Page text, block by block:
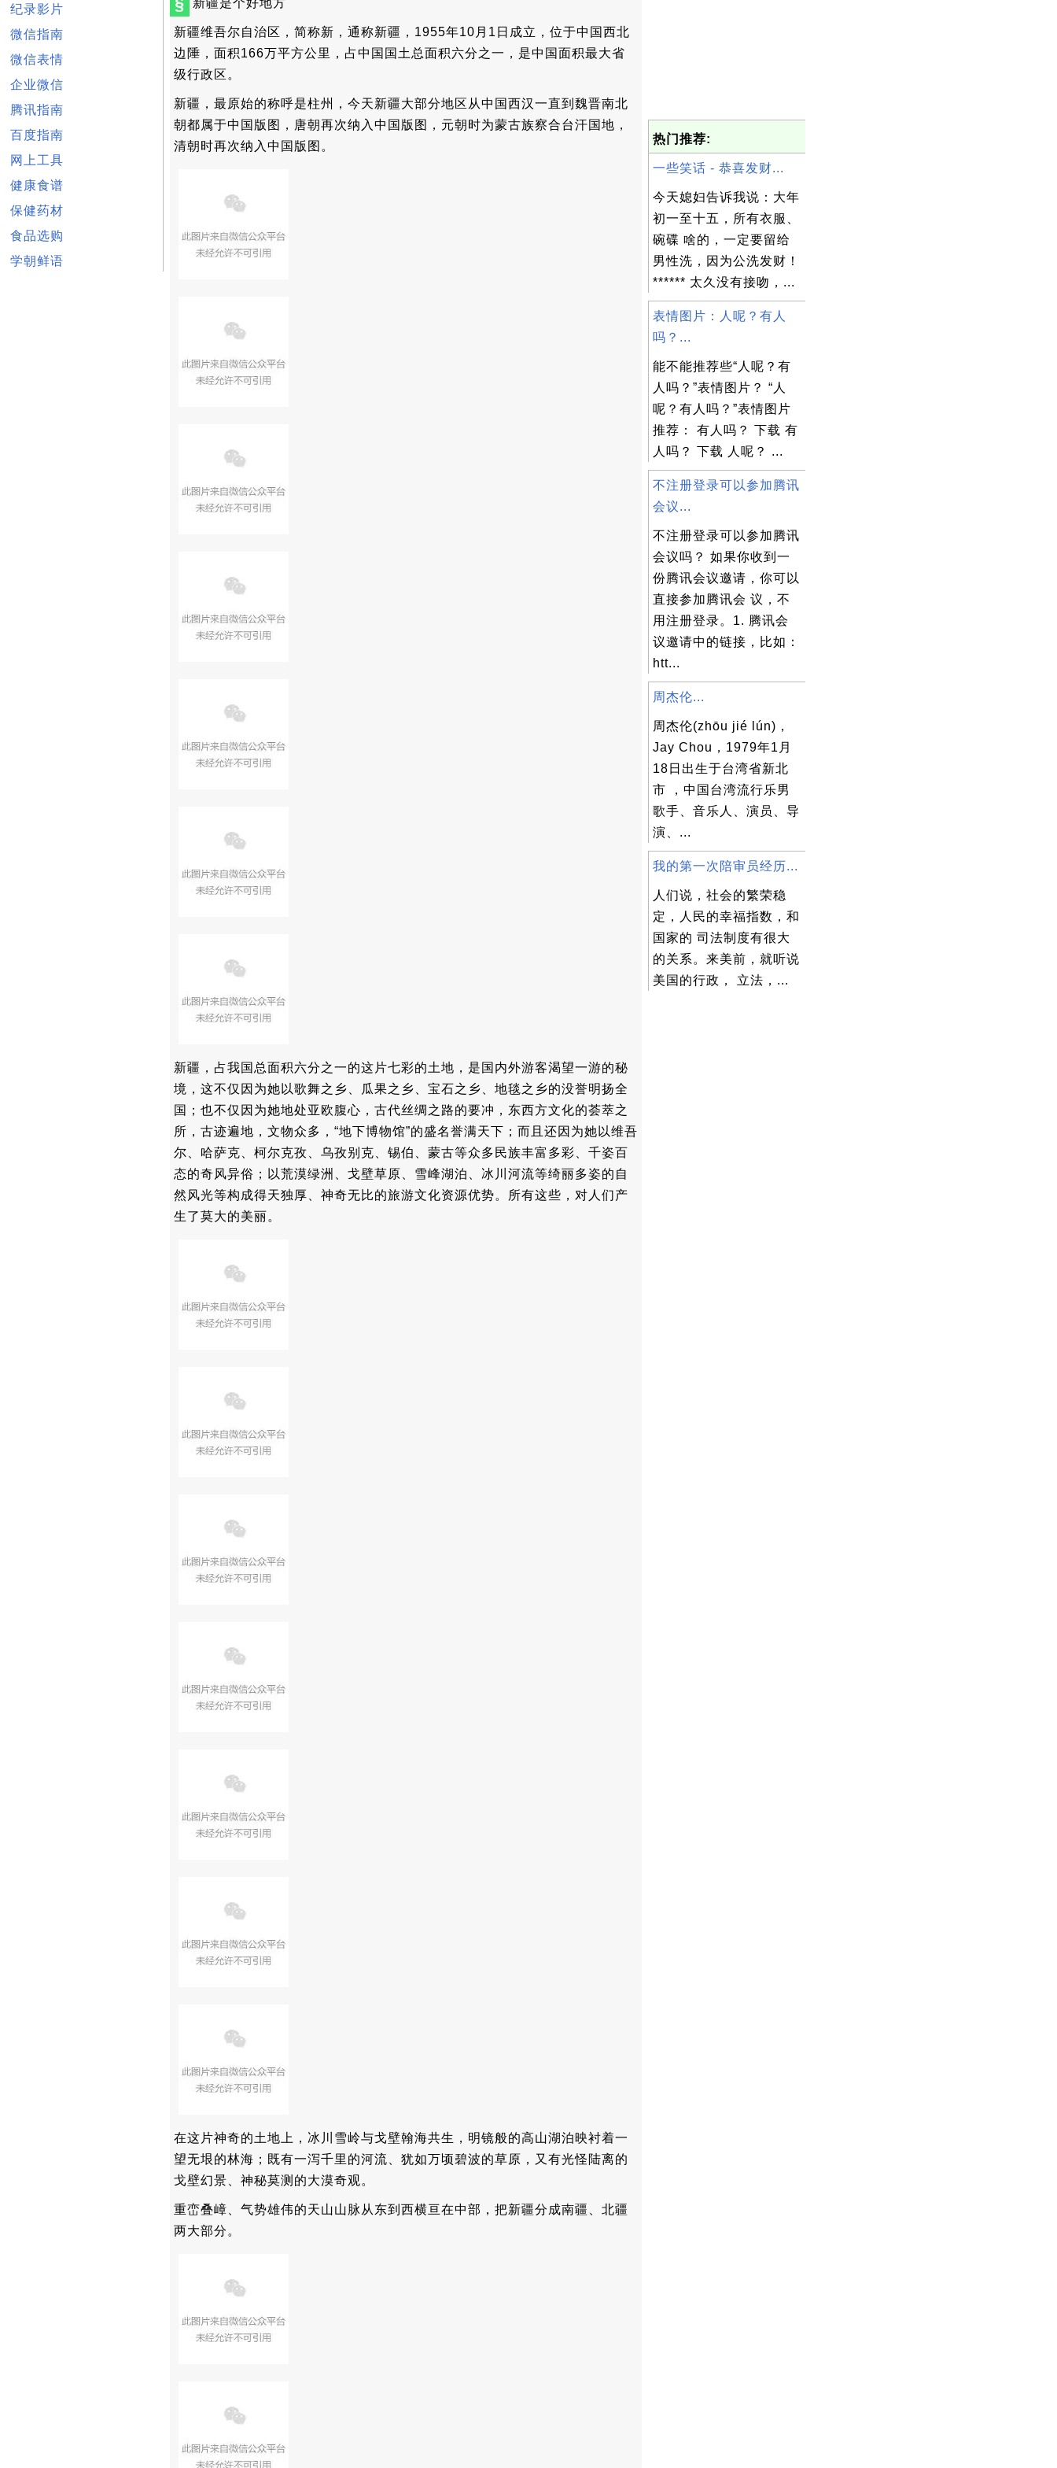
纪录影片
微信指南
微信表情
企业微信
腾讯指南
百度指南
网上工具
健康食谱
保健药材
食品选购
学朝鲜语
§ 新疆是个好地方
新疆维吾尔自治区，简称新，通称新疆，1955年10月1日成立，位于中国西北
边陲，面积166万平方公里，占中国国土总面积六分之一，是中国面积最大省
级行政区。
新疆，最原始的称呼是柱州，今天新疆大部分地区从中国西汉一直到魏晋南北
朝都属于中国版图，唐朝再次纳入中国版图，元朝时为蒙古族察合台汗国地，
清朝时再次纳入中国版图。
新疆，占我国总面积六分之一的这片七彩的土地，是国内外游客渴望一游的秘
境，这不仅因为她以歌舞之乡、瓜果之乡、宝石之乡、地毯之乡的没誉明扬全
国；也不仅因为她地处亚欧腹心，古代丝绸之路的要冲，东西方文化的荟萃之
所，古迹遍地，文物众多，“地下博物馆”的盛名誉满天下；而且还因为她以维吾
尔、哈萨克、柯尔克孜、乌孜别克、锡伯、蒙古等众多民族丰富多彩、千姿百
态的奇风异俗；以荒漠绿洲、戈壁草原、雪峰湖泊、冰川河流等绮丽多姿的自
然风光等构成得天独厚、神奇无比的旅游文化资源优势。所有这些，对人们产
生了莫大的美丽。
在这片神奇的土地上，冰川雪岭与戈壁翰海共生，明镜般的高山湖泊映衬着一
望无垠的林海；既有一泻千里的河流、犹如万顷碧波的草原，又有光怪陆离的
戈壁幻景、神秘莫测的大漠奇观。
重峦叠嶂、气势雄伟的天山山脉从东到西横亘在中部，把新疆分成南疆、北疆
两大部分。
热门推荐:
一些笑话 - 恭喜发财...
今天媳妇告诉我说：大年
初一至十五，所有衣服、
碗碟 啥的，一定要留给
男性洗，因为公洗发财！
****** 太久没有接吻，...
表情图片：人呢？有人
吗？...
能不能推荐些“人呢？有
人吗？”表情图片？ “人
呢？有人吗？”表情图片
推荐： 有人吗？ 下载 有
人吗？ 下载 人呢？ ...
不注册登录可以参加腾讯
会议...
不注册登录可以参加腾讯
会议吗？ 如果你收到一
份腾讯会议邀请，你可以
直接参加腾讯会 议，不
用注册登录。1. 腾讯会
议邀请中的链接，比如：
htt...
周杰伦...
周杰伦(zhōu jié lún)，
Jay Chou，1979年1月
18日出生于台湾省新北
市 ，中国台湾流行乐男
歌手、音乐人、演员、导
演、...
我的第一次陪审员经历...
人们说，社会的繁荣稳
定，人民的幸福指数，和
国家的 司法制度有很大
的关系。来美前，就听说
美国的行政， 立法，...